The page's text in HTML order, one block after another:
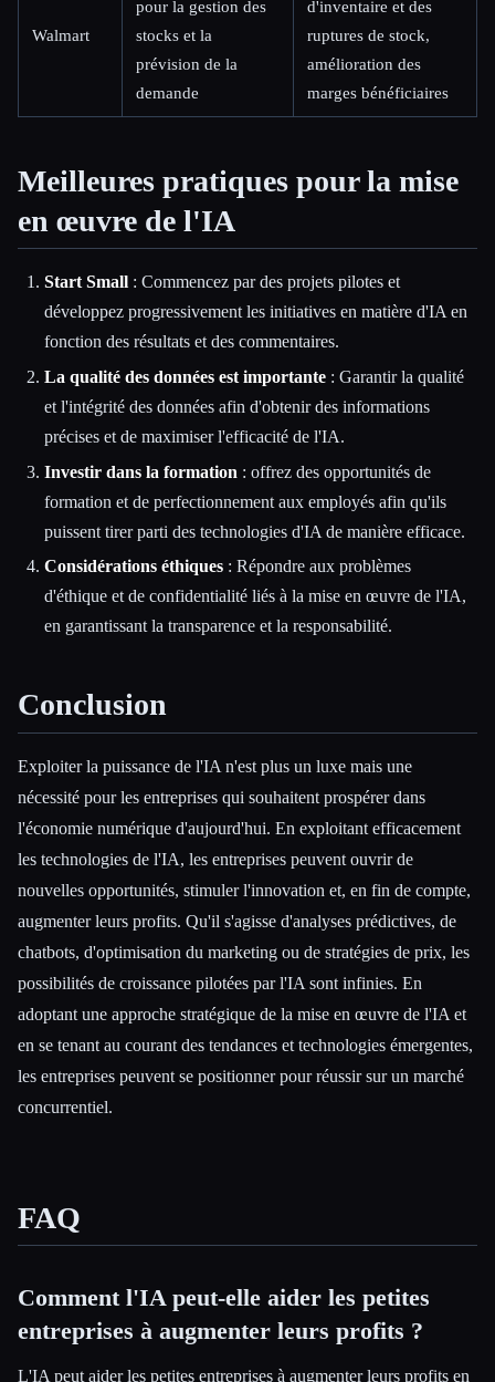
Walmart
pour la gestion des
stocks et la
prévision de la
demande
d'inventaire et des
ruptures de stock,
amélioration des
marges bénéficiaires
Meilleures pratiques pour la mise
en œuvre de l'IA
Start Small : Commencez par des projets pilotes et
développez progressivement les initiatives en matière d'IA en
fonction des résultats et des commentaires.
La qualité des données est importante : Garantir la qualité
et l'intégrité des données afin d'obtenir des informations
précises et de maximiser l'efficacité de l'IA.
Investir dans la formation : offrez des opportunités de
formation et de perfectionnement aux employés afin qu'ils
puissent tirer parti des technologies d'IA de manière efficace.
Considérations éthiques : Répondre aux problèmes
d'éthique et de confidentialité liés à la mise en œuvre de l'IA,
en garantissant la transparence et la responsabilité.
Conclusion
Exploiter la puissance de l'IA n'est plus un luxe mais une
nécessité pour les entreprises qui souhaitent prospérer dans
l'économie numérique d'aujourd'hui. En exploitant efficacement
les technologies de l'IA, les entreprises peuvent ouvrir de
nouvelles opportunités, stimuler l'innovation et, en fin de compte,
augmenter leurs profits. Qu'il s'agisse d'analyses prédictives, de
chatbots, d'optimisation du marketing ou de stratégies de prix, les
possibilités de croissance pilotées par l'IA sont infinies. En
adoptant une approche stratégique de la mise en œuvre de l'IA et
en se tenant au courant des tendances et technologies émergentes,
les entreprises peuvent se positionner pour réussir sur un marché
concurrentiel.
FAQ
Comment l'IA peut-elle aider les petites
entreprises à augmenter leurs profits ?
L'IA peut aider les petites entreprises à augmenter leurs profits en